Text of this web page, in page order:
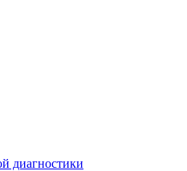
диагностики